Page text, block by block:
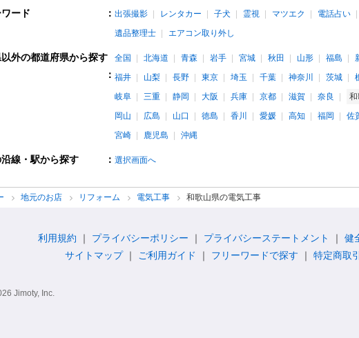
ード ： 出張撮影 レンタカー 子犬 霊視 マツエク 電話占い
遺品整理士
エアコン取り外し
外の都道府県から探す
：
全国 北海道 青森 岩手 宮城 秋田 山形 福島
福井
山梨 長野 東京 埼玉 千葉 神奈川 茨城
岐阜
三重 静岡 大阪 兵庫 京都 滋賀 奈良 和
岡山
広島 山口 徳島 香川 愛媛 高知 福岡 佐
宮崎
鹿児島 沖縄
線・駅から探す ： 選択画面へ
地元のお店 リフォーム 電気工事 和歌山県の電気工事
利用規約 プライバシーポリシー プライバシーステートメント 健
サイトマップ
ご利用ガイド フリーワードで探す 特定商取
Jimoty, Inc.